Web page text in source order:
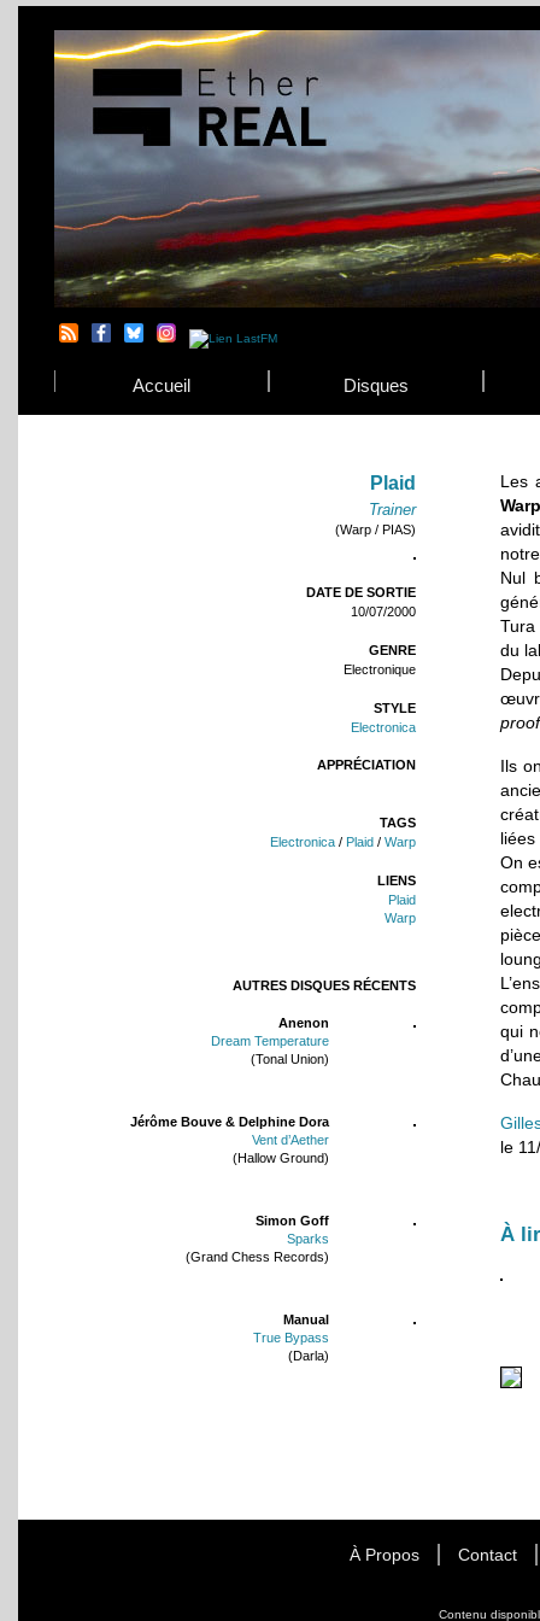
Accueil Disques
Plaid
Trainer
(Warp / PIAS)
DATE DE SORTIE
10/07/2000
GENRE
Electronique
STYLE
Electronica
APPRÉCIATION
TAGS
Electronica / Plaid / Warp
LIENS
Plaid
Warp
AUTRES DISQUES RÉCENTS
Anenon
Dream Temperature
(Tonal Union)
Jérôme Bouve & Delphine Dora
Vent d’Aether
(Hallow Ground)
Simon Goff
Sparks
(Grand Chess Records)
Manual
True Bypass
(Darla)
Les
Warp
Nul
Tura
du
Ils
liées
On
qui
le
À
À Propos Contact
Contenu